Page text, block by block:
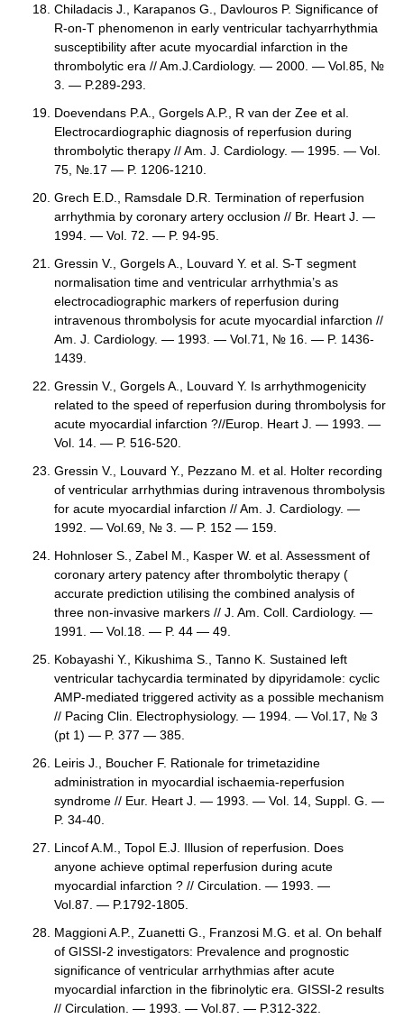
Chiladacis J., Karapanos G., Davlouros P. Significance of
R-on-T phenomenon in early ventricular tachyarrhythmia
susceptibility after acute myocardial infarction in the
thrombolytic era // Am.J.Cardiology. — 2000. — Vol.85, №
3. — P.289-293.
Doevendans P.A., Gorgels A.P., R van der Zee et al.
Electrocardiographic diagnosis of reperfusion during
thrombolytic therapy // Am. J. Cardiology. — 1995. — Vol.
75, №.17 — P. 1206-1210.
Grech E.D., Ramsdale D.R. Termination of reperfusion
arrhythmia by coronary artery occlusion // Br. Heart J. —
1994. — Vol. 72. — P. 94-95.
Gressin V., Gorgels A., Louvard Y. et al. S-T segment
normalisation time and ventricular arrhythmia’s as
electrocadiographic markers of reperfusion during
intravenous thrombolysis for acute myocardial infarction //
Am. J. Cardiology. — 1993. — Vol.71, № 16. — P. 1436-
1439.
Gressin V., Gorgels A., Louvard Y. Is arrhythmogenicity
related to the speed of reperfusion during thrombolysis for
acute myocardial infarction ?//Europ. Heart J. — 1993. —
Vol. 14. — P. 516-520.
Gressin V., Louvard Y., Pezzano M. et al. Holter recording
of ventricular arrhythmias during intravenous thrombolysis
for acute myocardial infarction // Am. J. Cardiology. —
1992. — Vol.69, № 3. — P. 152 — 159.
Hohnloser S., Zabel M., Kasper W. et al. Assessment of
coronary artery patency after thrombolytic therapy (
accurate prediction utilising the combined analysis of
three non-invasive markers // J. Am. Coll. Cardiology. —
1991. — Vol.18. — P. 44 — 49.
Kobayashi Y., Kikushima S., Tanno K. Sustained left
ventricular tachycardia terminated by dipyridamole: cyclic
AMP-mediated triggered activity as a possible mechanism
// Pacing Clin. Electrophysiology. — 1994. — Vol.17, № 3
(pt 1) — P. 377 — 385.
Leiris J., Boucher F. Rationale for trimetazidine
administration in myocardial ischaemia-reperfusion
syndrome // Eur. Heart J. — 1993. — Vol. 14, Suppl. G. —
P. 34-40.
Lincof A.M., Topol E.J. Illusion of reperfusion. Does
anyone achieve optimal reperfusion during acute
myocardial infarction ? // Circulation. — 1993. —
Vol.87. — P.1792-1805.
Maggioni A.P., Zuanetti G., Franzosi M.G. et al. On behalf
of GISSI-2 investigators: Prevalence and prognostic
significance of ventricular arrhythmias after acute
myocardial infarction in the fibrinolytic era. GISSI-2 results
// Circulation. — 1993. — Vol.87. — P.312-322.